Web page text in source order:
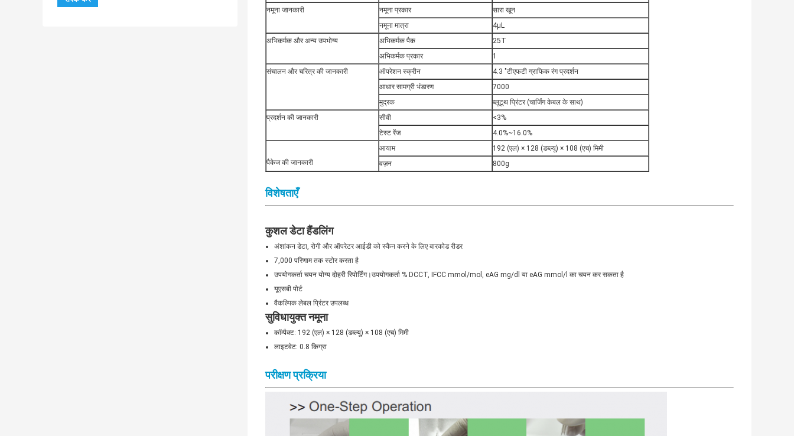
नमूना जानकारी
नमूना प्रकार
सारा खून
नमूना मात्रा
4μL
अभिकर्मक और अन्य उपभोग्य
अभिकर्मक पैक
25T
अभिकर्मक प्रकार
1
संचालन और चरित्र की जानकारी
ऑपरेशन स्क्रीन
4.3 "टीएफटी ग्राफिक रंग प्रदर्शन
आधार सामग्री भंडारण
7000
मुद्रक
ब्लूटूथ प्रिंटर (चार्जिंग केबल के साथ)
प्रदर्शन की जानकारी
सीवी
<3%
टेस्ट रेंज
4.0%~16.0%
पैकेज की जानकारी
आयाम
192 (एल) × 128 (डब्ल्यू) × 108 (एच) मिमी
वज़न
800g
विशेषताएँ
कुशल डेटा हैंडलिंग
अंशांकन डेटा, रोगी और ऑपरेटर आईडी को स्कैन करने के लिए बारकोड रीडर
7,000 परिणाम तक स्टोर करता है
उपयोगकर्ता चयन योग्य दोहरी रिपोर्टिंग।उपयोगकर्ता % DCCT, IFCC mmol/mol, eAG mg/dl या eAG mmol/l का चयन कर सकता है
यूएसबी पोर्ट
वैकल्पिक लेबल प्रिंटर उपलब्ध
सुविधायुक्त नमूना
कॉम्पैक्ट: 192 (एल) × 128 (डब्ल्यू) × 108 (एच) मिमी
लाइटवेट: 0.8 किग्रा
परीक्षण प्रक्रिया